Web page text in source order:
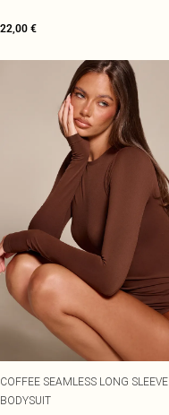
22,00 €
COFFEE SEAMLESS LONG SLEEVE
BODYSUIT